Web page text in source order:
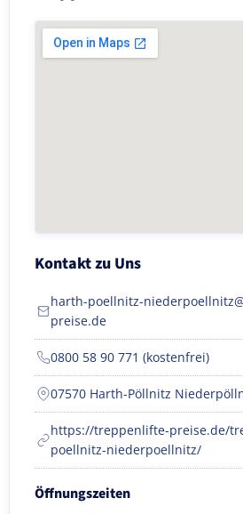
Kontakt zu Uns
harth-poellnitz-
preise.de
0800 58 90 771 (kostenfrei)
07570 Harth-Pöllnitz
https://treppenlifte-preise.de/
poellnitz-niederpoellnitz/
Öffnungszeiten